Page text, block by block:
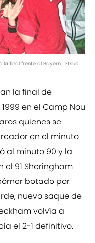
la final frente al Bayern | Etsuo
la final de
en el Camp Nou
quienes se
en el minuto
al minuto 90 y la
91 Sheringham
botado por
nuevo saque de
volvía a
el 2-1 definitivo.